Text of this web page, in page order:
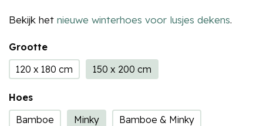
Bekijk het nieuwe winterhoes voor lusjes dekens.
Grootte
120 x 180 cm
150 x 200 cm
Hoes
Bamboe
Minky Bamboe & Minky